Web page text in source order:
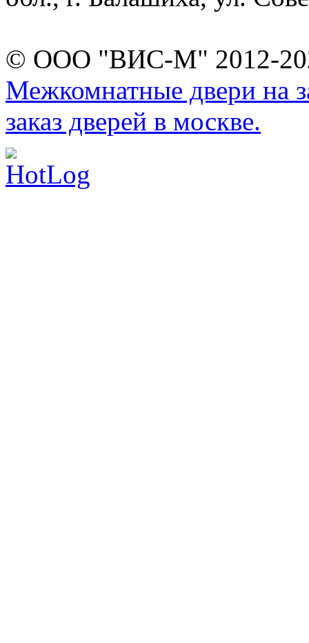
© ООО "ВИС-М" 2012-
Межкомнатные двери на
заказ дверей в москве.